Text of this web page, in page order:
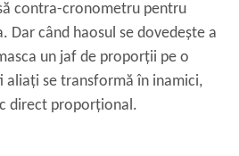
contra-cronometru pentru
Dar când haosul se dovedește a
un jaf de proporții pe o
aliați se transformă în inamici,
direct proporțional.